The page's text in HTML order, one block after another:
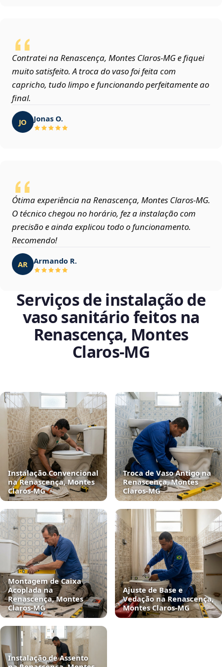
Contratei na Renascença, Montes Claros‑MG e fiquei
muito satisfeito. A troca do vaso foi feita com
capricho, tudo limpo e funcionando perfeitamente ao
final.
JO Jonas O.
Ótima experiência na Renascença, Montes Claros‑MG.
O técnico chegou no horário, fez a instalação com
precisão e ainda explicou todo o funcionamento.
Recomendo!
AR Armando R.
Serviços de instalação de
vaso sanitário feitos na
Renascença, Montes
Claros‑MG
Instalação Convencional
na Renascença, Montes
Claros‑MG
Troca de Vaso Antigo na
Renascença, Montes
Claros‑MG
Montagem de Caixa
Acoplada na
Renascença, Montes
Claros‑MG
Ajuste de Base e
Vedação na Renascença,
Montes Claros‑MG
Instalação de Assento